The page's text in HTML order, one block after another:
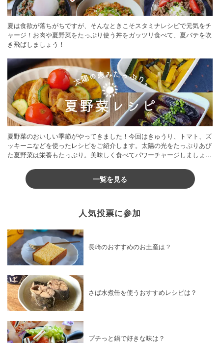
夏は食欲が落ちがちですが、そんなときこそスタミナレシピで元気をチ
ャージ！お肉や夏野菜をたっぷり使う丼をガッツリ食べて、夏バテを吹
き飛ばしましょう！
夏野菜のおいしい季節がやってきました！今回はきゅうり、トマト、ズ
ッキーニなどを使ったレシピをご紹介します。太陽の光をたっぷりあび
た夏野菜は栄養もたっぷり。美味しく食べてパワーチャージしましょう
一覧を見る
人気投票に参加
長崎のおすすめのお土産は？
さば水煮缶を使うおすすめレシピは？
プチっと鍋で好きな味は？